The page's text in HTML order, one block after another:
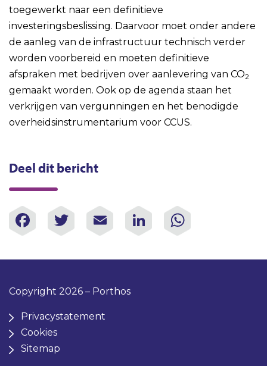
toegewerkt naar een definitieve
investeringsbeslissing. Daarvoor moet onder andere
de aanleg van de infrastructuur technisch verder
worden voorbereid en moeten definitieve
afspraken met bedrijven over aanlevering van CO2
gemaakt worden. Ook op de agenda staan het
verkrijgen van vergunningen en het benodigde
overheidsinstrumentarium voor CCUS.
Deel dit bericht
Facebook
TwitterEmailLinkedIn
Copyright 2026 – Porthos
Privacystatement
Cookies
Sitemap